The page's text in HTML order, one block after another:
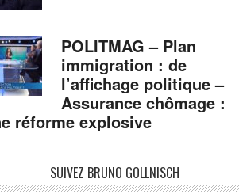
POLITMAG – Plan
immigration : de
l’affichage politique –
Assurance chômage :
réforme explosive
SUIVEZ BRUNO GOLLNISCH